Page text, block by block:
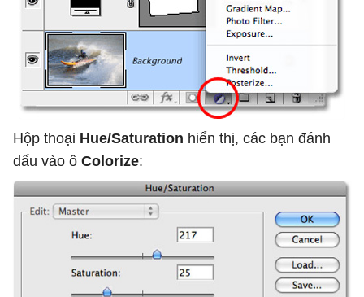
Hộp thoại Hue/Saturation hiển thị, các bạn đánh
dấu vào ô Colorize: